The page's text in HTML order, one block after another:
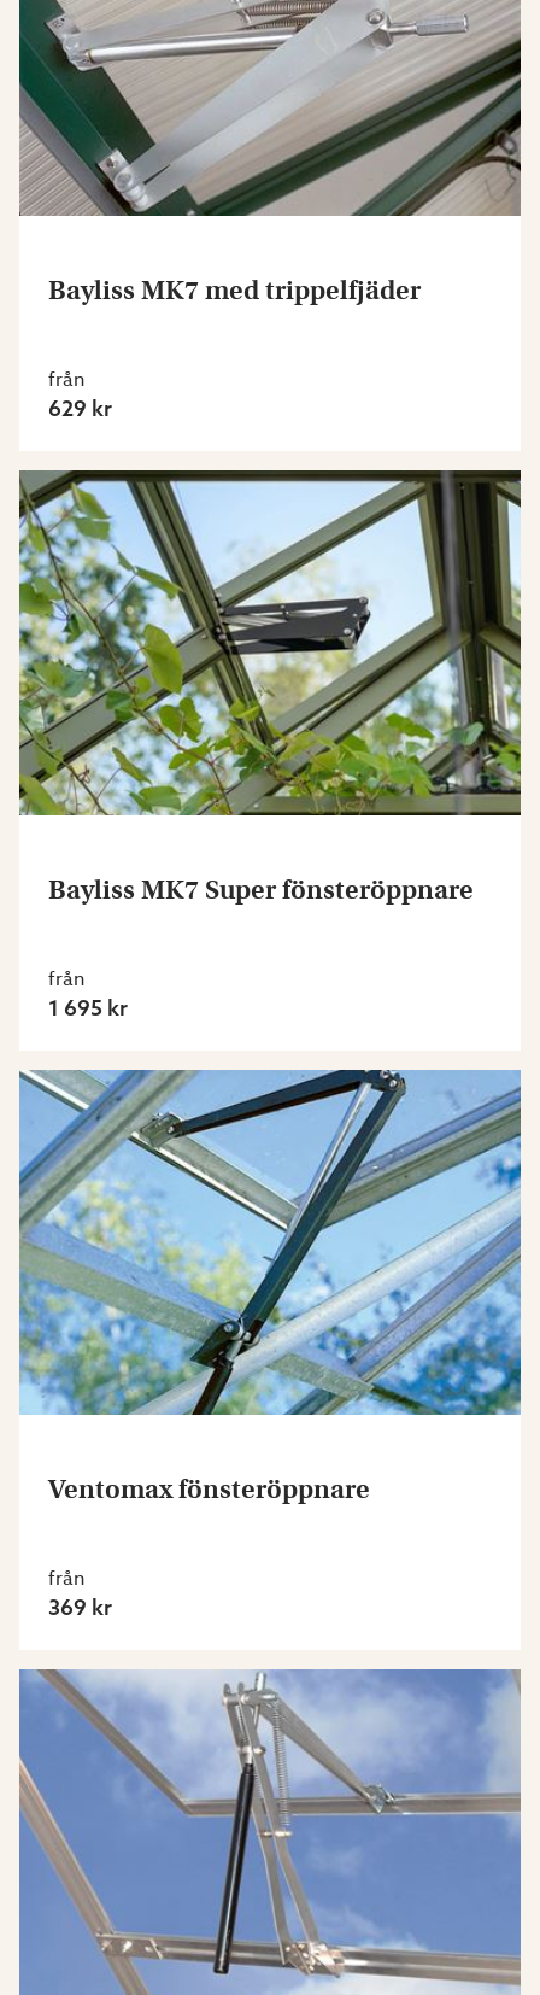
Bayliss MK7 med trippelfjäder
från
629 kr
Bayliss MK7 Super fönsteröppnare
från
1 695 kr
Ventomax fönsteröppnare
från
369 kr